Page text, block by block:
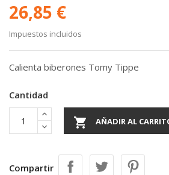
26,85 €
Impuestos incluidos
Calienta biberones Tomy Tippe
Cantidad
 AÑADIR AL
Compartir